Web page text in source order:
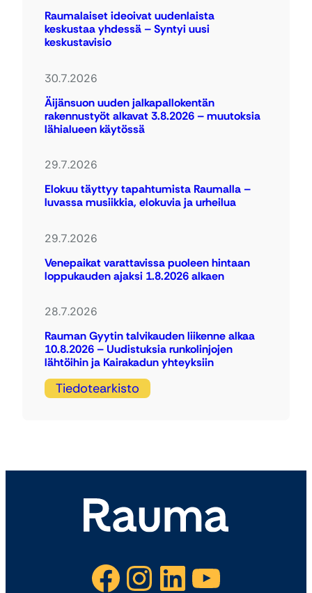
Raumalaiset ideoivat uudenlaista
keskustaa yhdessä – Syntyi uusi
keskustavisio
30.7.2026
Äijänsuon uuden jalkapallokentän
rakennustyöt alkavat 3.8.2026 – muutoksia
lähialueen käytössä
29.7.2026
Elokuu täyttyy tapahtumista Raumalla –
luvassa musiikkia, elokuvia ja urheilua
29.7.2026
Venepaikat varattavissa puoleen hintaan
loppukauden ajaksi 1.8.2026 alkaen
28.7.2026
Rauman Gyytin talvikauden liikenne alkaa
10.8.2026 – Uudistuksia runkolinjojen
lähtöihin ja Kairakadun yhteyksiin
Tiedotearkisto
Facebook Instagram LinkedIn YouTube